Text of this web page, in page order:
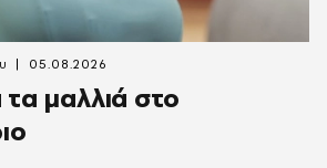
μαλλιά στο
05.08.2026